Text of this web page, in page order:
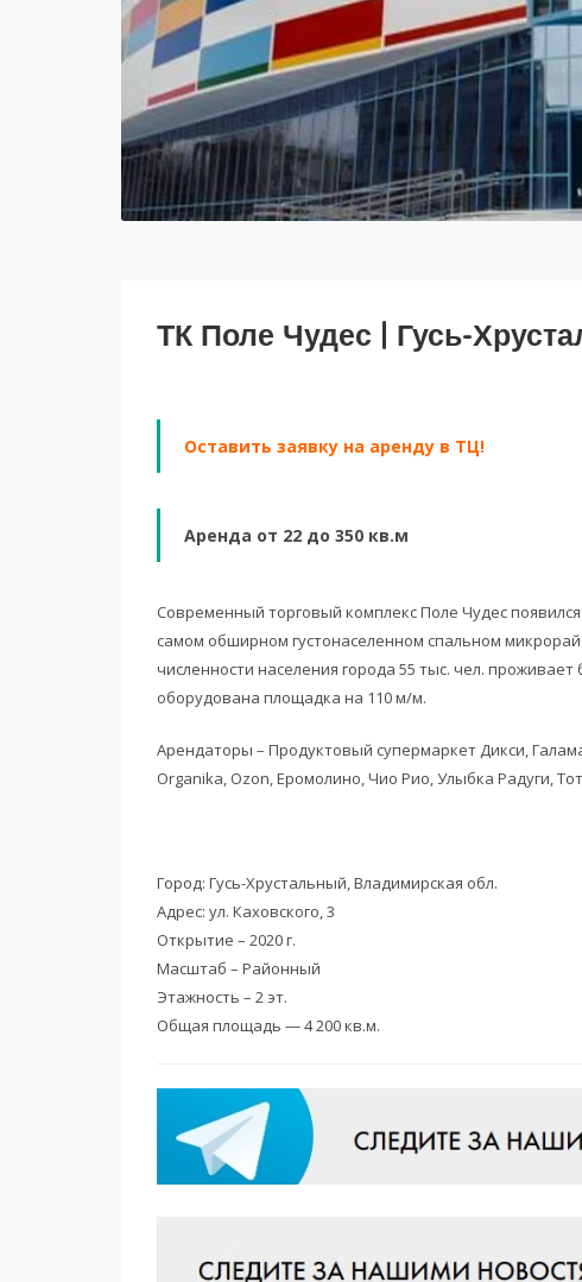
ТК Поле Чудес | Гусь-
Оставить заявку на аренду в ТЦ!
Аренда от 22 до 350 кв.м
Современный торговый комплекс Поле Чудес
самом обширном густонаселенном спальном
численности населения города 55 тыс. чел.
оборудована площадка на 110 м/м.
Арендаторы – Продуктовый супермаркет Дикси,
Organika, Ozon, Еромолино, Чио Рио, Улыбка Радуги,
Город: Гусь-Хрустальный, Владимирская обл.
Адрес: ул. Каховского, 3
Открытие – 2020 г.
Масштаб – Районный
Этажность – 2 эт.
Общая площадь — 4 200 кв.м.